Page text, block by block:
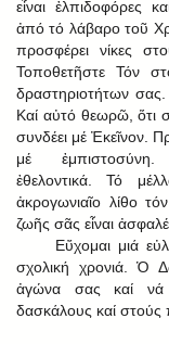
εἶναι ἐλπιδοφόρες
ἀπό τό λάβαρο τοῦ
προσφέρει νίκες
Τοποθετῆστε Τόν
δραστηριοτήτων σας.
Καί αὐτό θεωρῶ, ὅτι
συνδέει μέ Ἐκεῖνον.
μέ ἐμπιστοσύνη.
ἐθελοντικά. Τό
ἀκρογωνιαῖο λίθο
ζωῆς σᾶς εἶναι
Εὔχομαι μιά
σχολική χρονιά. Ὁ
ἀγώνα σας καί νά
δασκάλους καί στούς